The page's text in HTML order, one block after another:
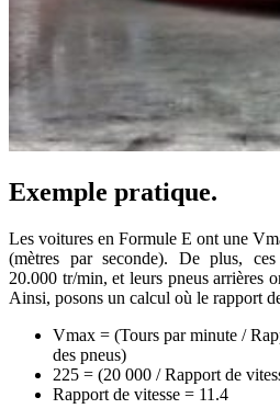
Exemple pratique.
Les voitures en Formule E ont une
(mètres par seconde). De plus,
20.000 tr/min, et leurs pneus arrières
Ainsi, posons un calcul où le rapport
Vmax = (Tours par minute /
des pneus)
225 = (20 000 / Rapport de
Rapport de vitesse = 11.4